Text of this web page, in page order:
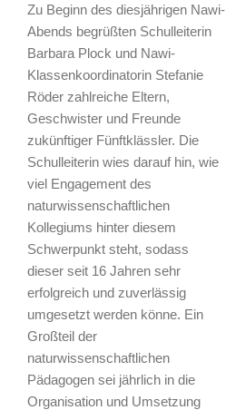
Zu Beginn des diesjährigen Nawi-
Abends begrüßten Schulleiterin
Barbara Plock und Nawi-
Klassenkoordinatorin Stefanie
Röder zahlreiche Eltern,
Geschwister und Freunde
zukünftiger Fünftklässler. Die
Schulleiterin wies darauf hin, wie
viel Engagement des
naturwissenschaftlichen
Kollegiums hinter diesem
Schwerpunkt steht, sodass
dieser seit 16 Jahren sehr
erfolgreich und zuverlässig
umgesetzt werden könne. Ein
Großteil der
naturwissenschaftlichen
Pädagogen sei jährlich in die
Organisation und Umsetzung